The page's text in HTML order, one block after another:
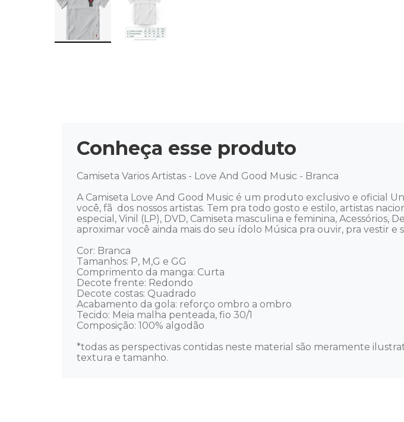
Conheça esse produto
Camiseta Varios Artistas - Love And Good Music - Branca
A Camiseta Love And Good Music é um produto exclusivo e oficial
você, fã  dos nossos artistas. Tem pra todo gosto e estilo, artistas
especial, Vinil (LP), DVD, Camiseta masculina e feminina,
aproximar você ainda mais do seu ídolo Música pra ouvir, pra vestir e
Cor: Branca
Tamanhos: P, M,G e GG
Comprimento da manga: Curta
Decote frente: Redondo
Decote costas: Quadrado
Acabamento da gola: reforço ombro a ombro
Tecido: Meia malha penteada, fio 30/1
Composição: 100% algodão
*todas as perspectivas contidas neste material são meramente
textura e tamanho.